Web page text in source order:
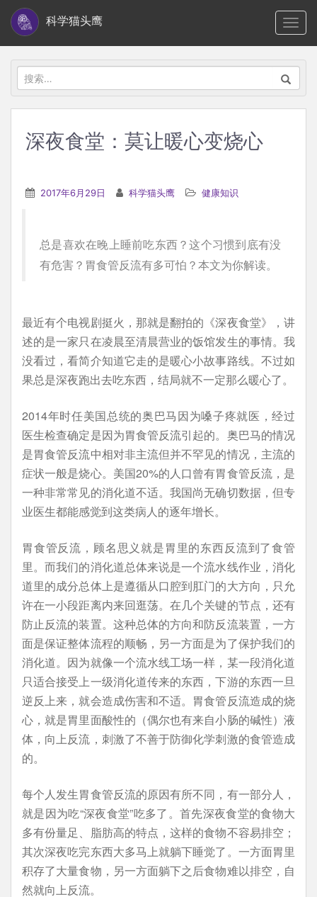
i
科学猫头鹰
搜
索：
深夜食堂：莫让暖心变烧心
2017年6月29日 科学猫头鹰 健康知识
总是喜欢在晚上睡前吃东西？这个习惯到底有没
有危害？胃食管反流有多可怕？本文为你解读。
最近有个电视剧挺火，那就是翻拍的《深夜食堂》，讲
述的是一家只在凌晨至清晨营业的饭馆发生的事情。我
没看过，看简介知道它走的是暖心小故事路线。不过如
果总是深夜跑出去吃东西，结局就不一定那么暖心了。
2014年时任美国总统的奥巴马因为嗓子疼就医，经过
医生检查确定是因为胃食管反流引起的。奥巴马的情况
是胃食管反流中相对非主流但并不罕见的情况，主流的
症状一般是烧心。美国20%的人口曾有胃食管反流，是
一种非常常见的消化道不适。我国尚无确切数据，但专
业医生都能感觉到这类病人的逐年增长。
胃食管反流，顾名思义就是胃里的东西反流到了食管
里。而我们的消化道总体来说是一个流水线作业，消化
道里的成分总体上是遵循从口腔到肛门的大方向，只允
许在一小段距离内来回逛荡。在几个关键的节点，还有
防止反流的装置。这种总体的方向和防反流装置，一方
面是保证整体流程的顺畅，另一方面是为了保护我们的
消化道。因为就像一个流水线工场一样，某一段消化道
只适合接受上一级消化道传来的东西，下游的东西一旦
逆反上来，就会造成伤害和不适。胃食管反流造成的烧
心，就是胃里面酸性的（偶尔也有来自小肠的碱性）液
体，向上反流，刺激了不善于防御化学刺激的食管造成
的。
每个人发生胃食管反流的原因有所不同，有一部分人，
就是因为吃“深夜食堂”吃多了。首先深夜食堂的食物大
多有份量足、脂肪高的特点，这样的食物不容易排空；
其次深夜吃完东西大多马上就躺下睡觉了。一方面胃里
积存了大量食物，另一方面躺下之后食物难以排空，自
然就向上反流。